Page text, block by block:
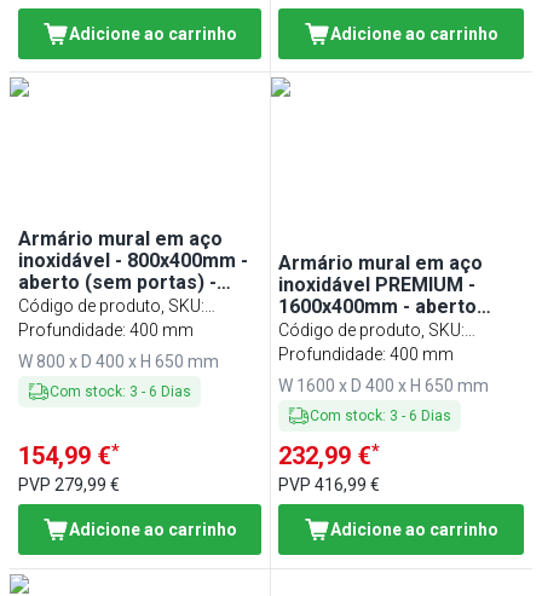
Adicione ao carrinho Adicione ao carrinho
Armário mural em aço
inoxidável - 800x400mm -
aberto (sem portas) -
650mm de altura
Código de produto, SKU:
WOK84
Profundidade: 400 mm
W 800 x D 400 x H 650 mm
Com stock: 3 - 6 Dias
154,99 €*
PVP 279,99 €
Adicione ao carrinho
Armário mural em aço
inoxidável PREMIUM -
1600x400mm - aberto
(sem portas) - 650mm de
altura
Código de produto, SKU:
WOK164
Profundidade: 400 mm
W 1600 x D 400 x H 650 mm
Com stock: 3 - 6 Dias
232,99 €*
PVP416,99 €
Adicione ao carrinho